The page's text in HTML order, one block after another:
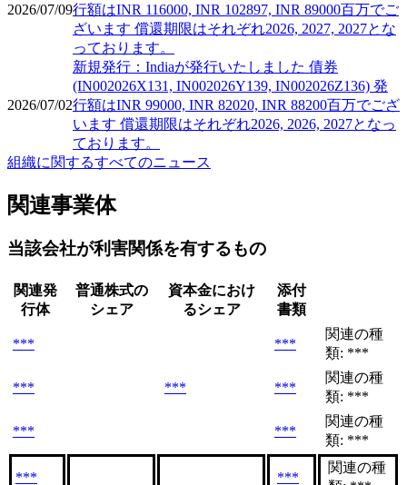
2026/07/09行額はINR 116000, INR 102897, INR 89000百万でご
ざいます 償還期限はそれぞれ2026, 2027, 2027とな
っております。
2026/07/02
新規発行：Indiaが発行いたしました 債券
(IN002026X131, IN002026Y139, IN002026Z136) 発
行額はINR 99000, INR 82020, INR 88200百万でござ
います 償還期限はそれぞれ2026, 2026, 2027となっ
ております。
組織に関するすべてのニュース
関連事業体
当該会社が利害関係を有するもの
関連発
行体
普通株式の
シェア
資本金におけ
るシェア
添付
書類
*** ***
関連の種
類: ***
*** *** ***
関連の種
類: ***
*** ***
関連の種
類: ***
*** ***
関連の種